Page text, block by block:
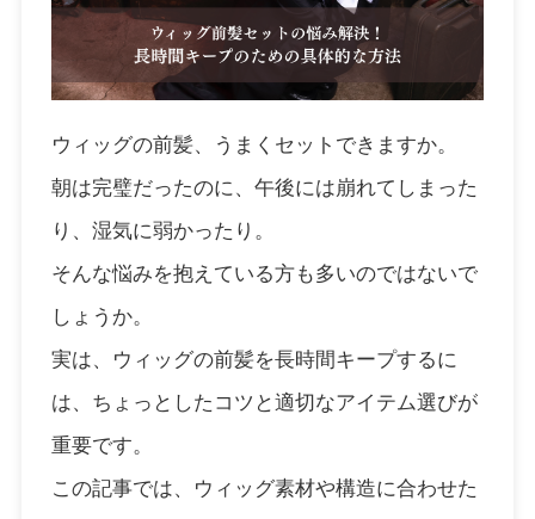
ウィッグの前髪、うまくセットできますか。
朝は完璧だったのに、午後には崩れてしまった
り、湿気に弱かったり。
そんな悩みを抱えている方も多いのではないで
しょうか。
実は、ウィッグの前髪を長時間キープするに
は、ちょっとしたコツと適切なアイテム選びが
重要です。
この記事では、ウィッグ素材や構造に合わせた